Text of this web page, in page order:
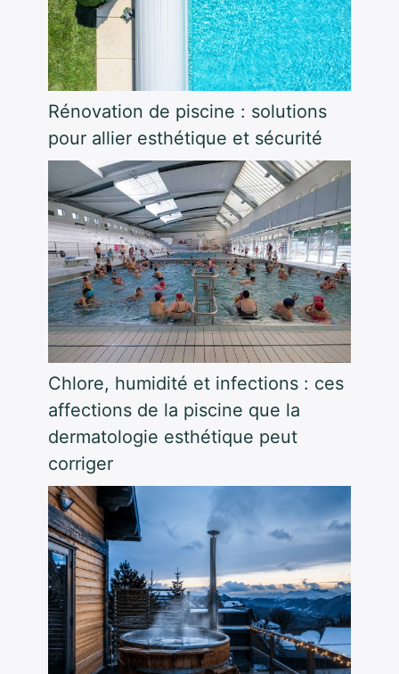
Rénovation de piscine : solutions
pour allier esthétique et sécurité
Chlore, humidité et infections : ces
affections de la piscine que la
dermatologie esthétique peut
corriger